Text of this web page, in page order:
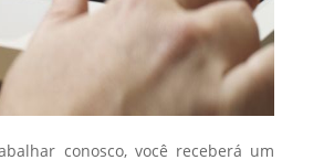
conosco, você receberá um